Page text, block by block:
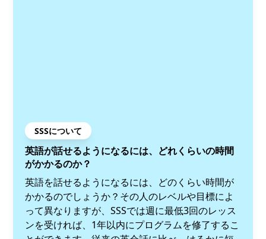
SSSについて
英語が話せるようになるには、どれくらいの時間
がかかるのか？
英語を話せるようになるには、どのくらい時間が
かかるのでしょうか？その人のレベルや目標によ
って異なりますが、SSSでは週に最低3回のレッス
ンを受ければ、1年以内にプログラムを修了するこ